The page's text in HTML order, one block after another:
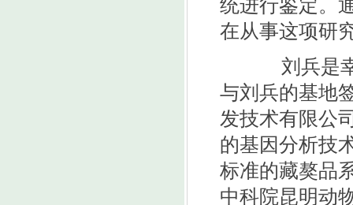
统进行鉴定。
在从事这项研
刘兵是幸
与刘兵的基地
发技术有限公
的基因分析技
标准的藏獒品
中科院昆明动